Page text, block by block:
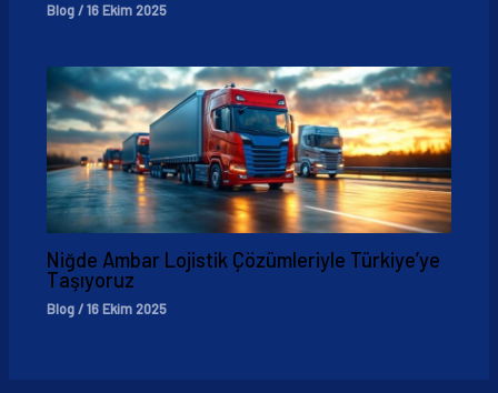
Blog/16 Ekim 2025
Niğde Ambar Lojistik Çözümleriyle Türkiye’ye
Taşıyoruz
Blog/16 Ekim 2025